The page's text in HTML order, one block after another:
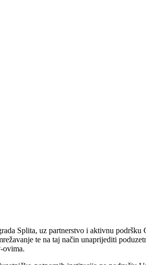
Splita, uz partnerstvo i aktivnu
te na taj način unaprijediti
ovima.